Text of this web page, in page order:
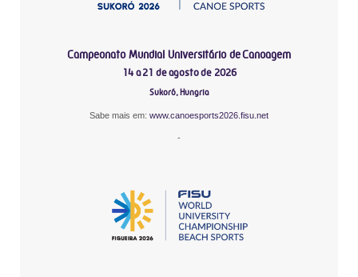
Campeonato Mundial Universitário de Canoagem
14 a 21 de agosto de 2026
Sukoró, Hungria
Sabe mais em: www.canoesports2026.fisu.net
-